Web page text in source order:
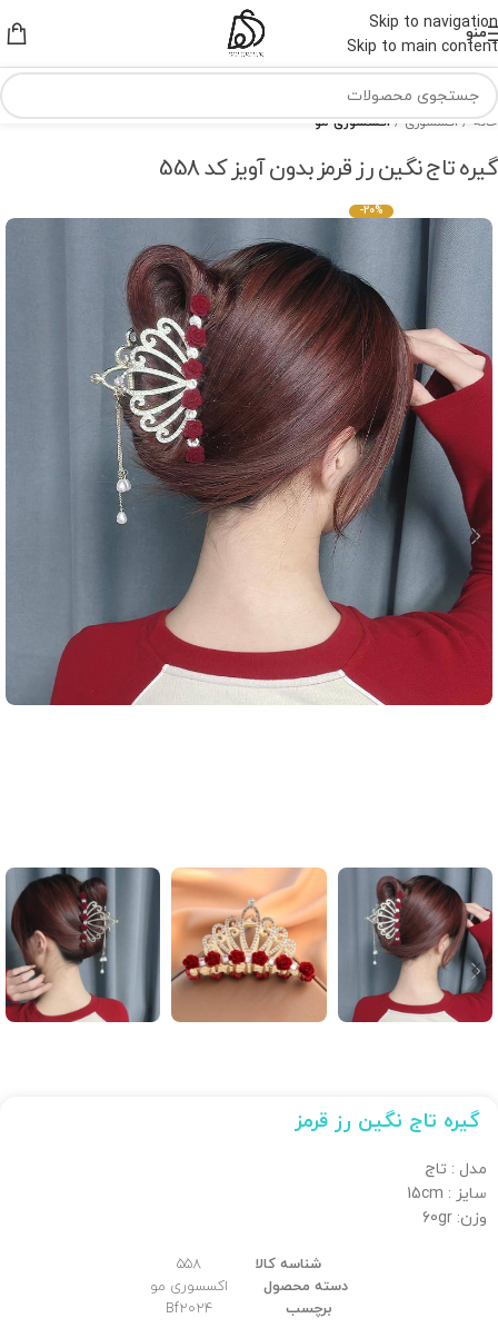
Skip to navigation
Skip to main content
منو
خانه اکسسوری اکسسوری مو
گیره تاج نگین رز قرمز بدون آویز کد 558
-20%
گیره تاج نگین رز قرمز
مدل : تاج
سایز : 15cm
وزن: 60gr
شناسه کالا
558
دسته محصول
اکسسوری مو
برچسب
Bf2024